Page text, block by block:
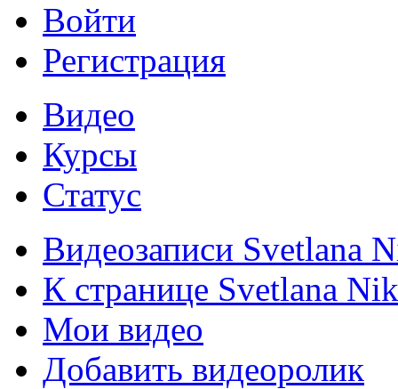
Войти
Регистрация
Видео
Курсы
Статус
Видеозаписи Svetlana
К странице Svetlana
Мои видео
Добавить видеоролик